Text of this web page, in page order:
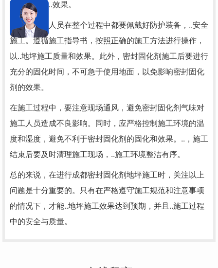
样可以达到..效果。
另外，施工人员在整个过程中都要佩戴好防护装备，..安全
施工。遵循施工指导书，按照正确的施工方法进行操作，
以..地坪施工质量和效果。此外，密封固化剂施工后要进行
充分的固化时间，不可急于使用地面，以免影响密封固化
剂的效果。
在施工过程中，要注意现场通风，避免密封固化剂气味对
施工人员造成不良影响。同时，应严格控制施工环境的温
度和湿度，避免不利于密封固化剂的固化和效果。..，施工
结束后要及时清理施工现场，..施工环境整洁有序。
总的来说，在进行成都密封固化剂地坪施工时，关注以上
问题是十分重要的。只有在严格遵守施工规范和注意事项
的情况下，才能..地坪施工效果达到预期，并且..施工过程
中的安全与质量。